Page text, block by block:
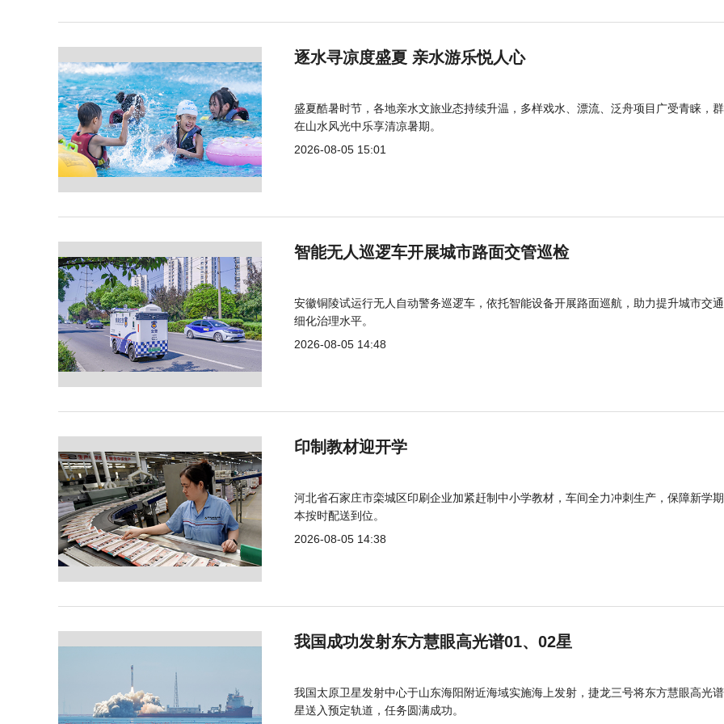
逐水寻凉度盛夏 亲水游乐悦人心
盛夏酷暑时节，各地亲水文旅业态持续升温，多样戏水、漂流、泛舟项目广受青睐，
在山水风光中乐享清凉暑期。
2026-08-05 15:01
智能无人巡逻车开展城市路面交管巡检
安徽铜陵试运行无人自动警务巡逻车，依托智能设备开展路面巡航，助力提升城市交
细化治理水平。
2026-08-05 14:48
印制教材迎开学
河北省石家庄市栾城区印刷企业加紧赶制中小学教材，车间全力冲刺生产，保障新学
本按时配送到位。
2026-08-05 14:38
我国成功发射东方慧眼高光谱01、02星
我国太原卫星发射中心于山东海阳附近海域实施海上发射，捷龙三号将东方慧眼高光
星送入预定轨道，任务圆满成功。